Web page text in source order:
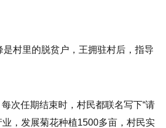
村里的脱贫户，王拥驻村后，指导
次任期结束时，村民都联名写下“请
，发展菊花种植1500多亩，村民实